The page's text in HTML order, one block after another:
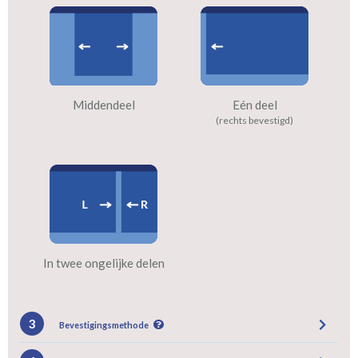
Middendeel Eén deel
(rechts bevestigd)
In twee ongelijke delen
3 Bevestigingsmethode